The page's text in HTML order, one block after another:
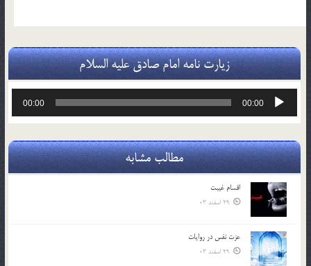
زیارت نامه امام صادق علیه السلام
پخش‌کننده
00:00
00:00
مطالب مشابه
اقسام غيبت
29 اسفند 03
عزت نفس در روايات
29 اسفند 03